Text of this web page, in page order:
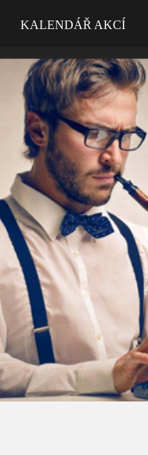
KALENDÁŘ AKCÍ